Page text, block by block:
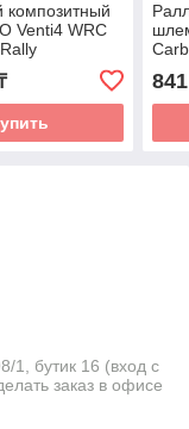
композитный
Venti4 WRC
1, бутик 16 (вход с
заказ в офисе